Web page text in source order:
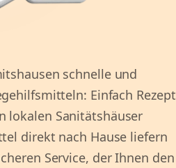
schnelle und
Einfach Rezept
lokalen Sanitätshäuser
direkt nach Hause liefern
Service, der Ihnen den